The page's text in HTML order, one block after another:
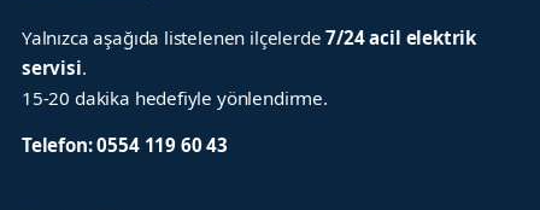
Yalnızca aşağıda listelenen ilçelerde7/24 acil elektrik
servisi.
15-20 dakika hedefiyle yönlendirme.
Telefon:0554 119 60 43